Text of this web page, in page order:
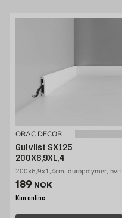
ORAC DECOR
Gulvlist SX125
200X6,9X1,4
200x6,9x1,4cm, duropolymer, hvit
Pris 189 NOK /stk
189 NOK
Kun online